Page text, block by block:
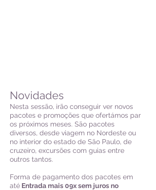
Novidades
Nesta sessão, irão conseguir ver novos
pacotes e promoções que ofertámos par
os próximos meses. São pacotes
diversos, desde viagem no Nordeste ou
no interior do estado de São Paulo, de
cruzeiro, excursões com guias entre
outros tantos.
Forma de pagamento dos pacotes em
até Entrada mais 09x sem juros no